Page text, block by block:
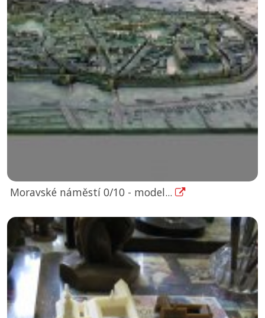
Moravské náměstí 0/10 - model...